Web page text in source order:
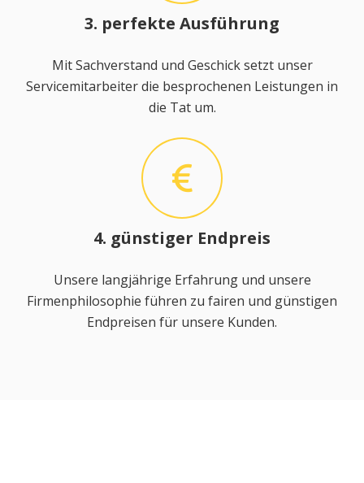
3. perfekte Ausführung
Mit Sachverstand und Geschick setzt unser
Servicemitarbeiter die besprochenen Leistungen in
die Tat um.
4. günstiger Endpreis
Unsere langjährige Erfahrung und unsere
Firmenphilosophie führen zu fairen und günstigen
Endpreisen für unsere Kunden.